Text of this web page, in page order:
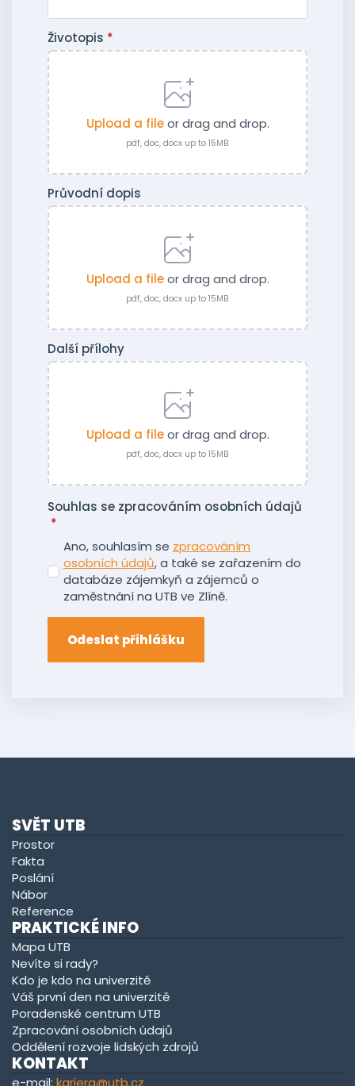
Životopis *
Upload a fileor drag and drop.
pdf, doc, docx up to 15MB
Průvodní dopis
Upload a fileor drag and drop.
pdf, doc, docx up to 15MB
Další přílohy
Upload a fileor drag and drop.
pdf, doc, docx up to 15MB
Souhlas se zpracováním osobních údajů
*
Ano, souhlasím se zpracováním
osobních údajů, a také se zařazením do
databáze zájemkyň a zájemců o
zaměstnání na UTB ve Zlíně.
Odeslat přihlášku
SVĚT UTB
Prostor
Fakta
Poslání
Nábor
Reference
PRAKTICKÉ INFO
Mapa UTB
Nevíte si rady?
Kdo je kdo na univerzitě
Váš první den na univerzitě
Poradenské centrum UTB
Zpracování osobních údajů
Oddělení rozvoje lidských zdrojů
KONTAKT